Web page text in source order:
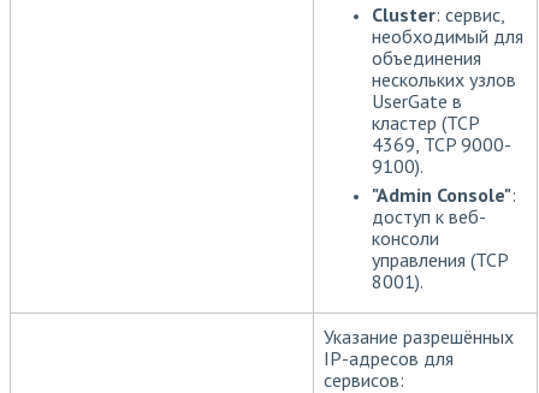
Cluster: сервис,
необходимый для
объединения
нескольких узлов
UserGate в
кластер (TCP
4369, TCP 9000-
9100).
"Admin Console":
доступ к веб-
консоли
управления (TCP
8001).
Указание разрешённых
IP-адресов для
сервисов: